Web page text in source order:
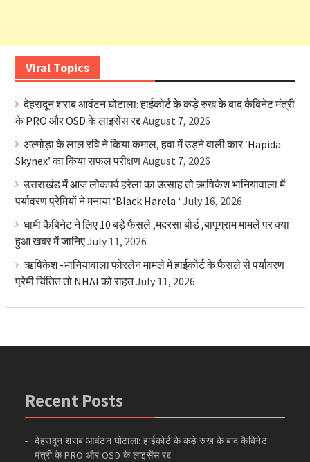
Viral Topics
देहरादून शराब आवंटन घोटाला: हाईकोर्ट के कड़े रुख के बाद कैबिनेट मंत्री
के PRO और OSD के लाइसेंस रद्दAugust 7, 2026
अल्मोड़ा के लाल रवि ने किया कमाल, हवा में उड़ने वाली कार ‘Hapida
Skynex’ का किया सफल परीक्षणAugust 7, 2026
उत्तराखंड में आज लोकपर्व हरेला का उत्साह तो ऋषिकेश भानियावाला में
पर्यावरण प्रेमियों ने मनाया ‘Black Harela ‘ July 16, 2026
धामी कैबिनेट ने लिए 10 बड़े फैसले ,मदरसा बोर्ड ,बापूग्राम मामले पर क्या
हुआ खबर में जानिएJuly 11, 2026
ऋषिकेश -भानियावाला फोरलेन मामले में हाईकोर्ट के फैसले से पर्यावरण
प्रेमी चिंतित तो NHAI को राहतJuly 11, 2026
Recent Posts
देहरादून शराब आवंटन घोटाला: हाईकोर्ट के कड़े रुख के बाद कैबिनेट
मंत्री के PRO और OSD के लाइसेंस रद्द